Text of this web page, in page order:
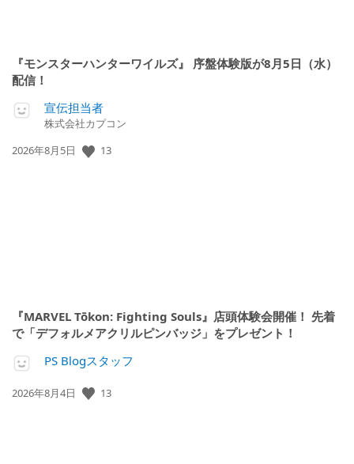
『モンスターハンターワイルズ』 序盤体験版が8月5日（水）
配信！
宣伝担当者
株式会社カプコン
公
2026年8月5日 13
『MARVEL Tōkon: Fighting Souls』店頭体験会開催！ 先着
で「デフォルメアクリルピンバッジ」をプレゼント！
PS Blogスタッフ
公
2026年8月4日 13